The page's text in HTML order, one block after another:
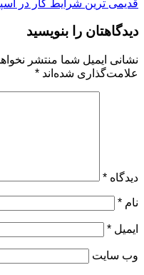
قدیمی ترین شرایط کار در
دیدگاهتان را بنویسید
نشانی ایمیل شما منتشر
علامت‌گذاری شده‌اند *
دیدگاه *
نام *
ایمیل *
وب‌ سایت